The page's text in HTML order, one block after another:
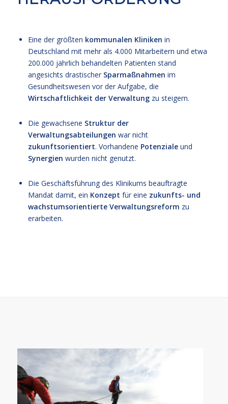
Eine der größten kommunalen Kliniken in
Deutschland mit mehr als 4.000 Mitarbeitern und etwa
200.000 jährlich behandelten Patienten stand
angesichts drastischer Sparmaßnahmen im
Gesundheitswesen vor der Aufgabe, die
Wirtschaftlichkeit der Verwaltungzu steigern.
Die gewachsene Struktur der
Verwaltungsabteilungen war nicht
zukunftsorientiert. Vorhandene Potenzialeund
Synergien wurden nicht genutzt.
Die Geschäftsführung des Klinikums beauftragte
Mandat damit, ein Konzept für eine zukunfts- und
wachstumsorientierte Verwaltungsreform zu
erarbeiten.